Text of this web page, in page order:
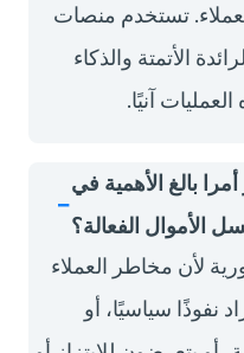
تستخدم منصات
الأتمتة والذكاء
آنيًا.
بالغ الأهمية في
الأموال الفعالة؟
لأن مخاطر العملاء
نفوذًا سياسيًا، أو